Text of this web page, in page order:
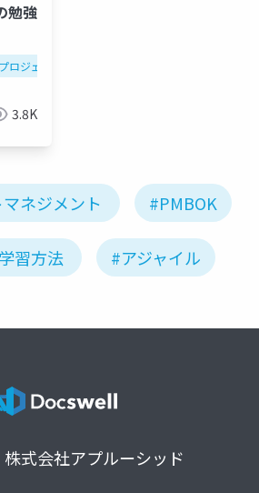
勉強
プロジェクトマネジメント
3.8K
ネジメント #PMBOK
習方法 #アジャイル
式会社アプルーシッド